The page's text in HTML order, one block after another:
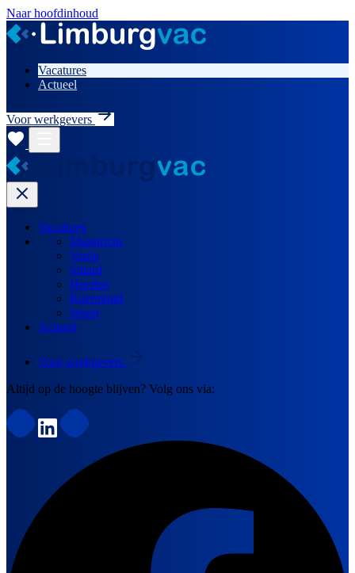
Naar hoofdinhoud
Vacatures
Actueel
Voor werkgevers
Vacatures
Maastricht
Venlo
Sittard
Heerlen
Roermond
Weert
Actueel
Voor werkgevers
Altijd op de hoogte blijven? Volg ons via: